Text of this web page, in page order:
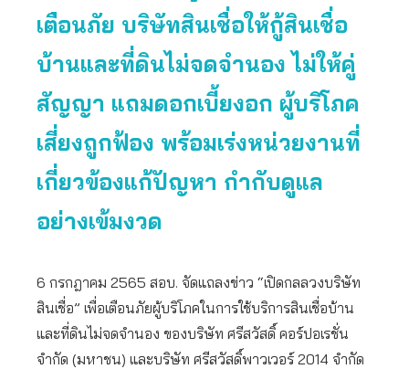
เตือนภัย บริษัทสินเชื่อให้กู้สินเชื่อ
บ้านและที่ดินไม่จดจำนอง ไม่ให้คู่
สัญญา แถมดอกเบี้ยงอก ผู้บริโภค
เสี่ยงถูกฟ้อง พร้อมเร่งหน่วยงานที่
เกี่ยวข้องแก้ปัญหา กำกับดูแล
อย่างเข้มงวด
6 กรกฎาคม 2565 สอบ. จัดแถลงข่าว “เปิดกลลวงบริษัท
สินเชื่อ” เพื่อเตือนภัยผู้บริโภคในการใช้บริการสินเชื่อบ้าน
และที่ดินไม่จดจำนอง ของบริษัท ศรีสวัสดิ์ คอร์ปอเรชั่น
จำกัด (มหาชน) และบริษัท ศรีสวัสดิ์พาวเวอร์ 2014 จำกัด